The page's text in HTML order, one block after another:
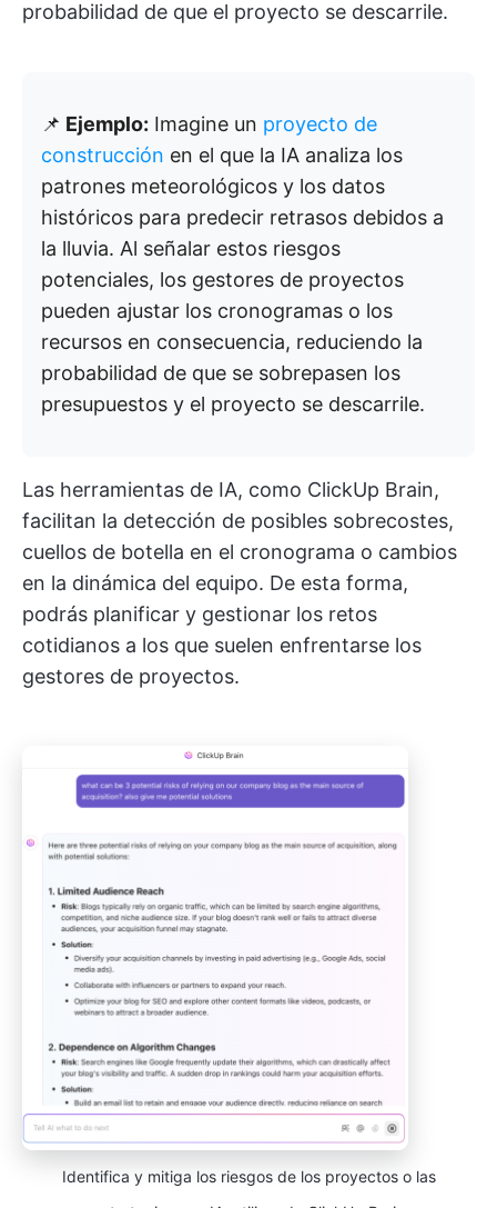
probabilidad de que el proyecto se descarrile.
📌 Ejemplo: Imagine un proyecto de
construcción en el que la IA analiza los
patrones meteorológicos y los datos
históricos para predecir retrasos debidos a
la lluvia. Al señalar estos riesgos
potenciales, los gestores de proyectos
pueden ajustar los cronogramas o los
recursos en consecuencia, reduciendo la
probabilidad de que se sobrepasen los
presupuestos y el proyecto se descarrile.
Las herramientas de IA, como ClickUp Brain,
facilitan la detección de posibles sobrecostes,
cuellos de botella en el cronograma o cambios
en la dinámica del equipo. De esta forma,
podrás planificar y gestionar los retos
cotidianos a los que suelen enfrentarse los
gestores de proyectos.
Identifica y mitiga los riesgos de los proyectos o las